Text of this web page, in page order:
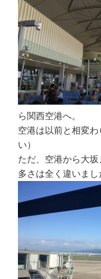
ら関西空港へ。
空港は以前と相変
い）
ただ、空港から大
多さは全く違いまし